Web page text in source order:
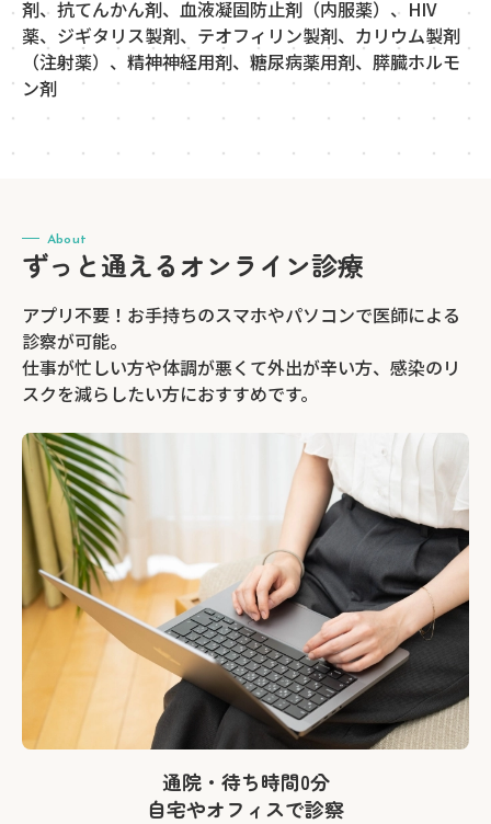
剤、抗てんかん剤、血液凝固防止剤（内服薬）、HIV
薬、ジギタリス製剤、テオフィリン製剤、カリウム製剤
（注射薬）、精神神経用剤、糖尿病薬用剤、膵臓ホルモ
ン剤
About
ずっと通えるオンライン診療
アプリ不要！お手持ちのスマホやパソコンで医師による
診察が可能。
仕事が忙しい方や体調が悪くて外出が辛い方、感染のリ
スクを減らしたい方におすすめです。
通院・待ち時間0分
自宅やオフィスで診察